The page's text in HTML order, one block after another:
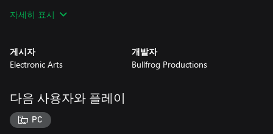
웅들의 힘을 빌려 전투에서 승리하십시오.
광활한 영토를 자치하세요. 1000가지 맵을 정복하고 자신의 능력
을 시험대에 올리십시오. 모든 맵에서 적을 물리치면 진정한 신의
권능을 손에 넣을 수 있습니다. (결정적인 승리를 확보하면 맵을
자세히 표시
게시자
Electronic Arts
개발자
Bullfrog Productions
다음 사용자와 플레이
PC